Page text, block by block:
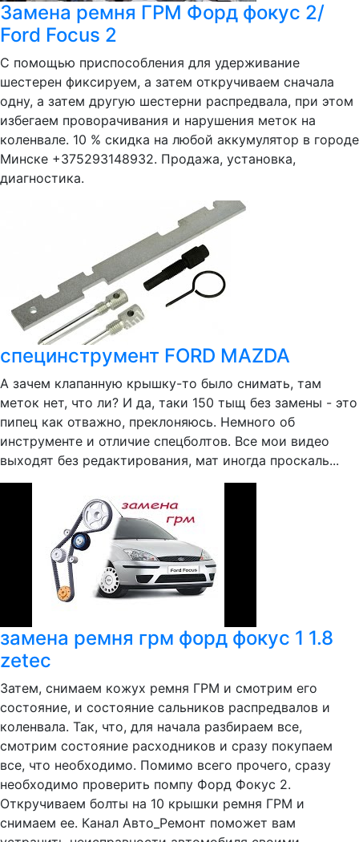
Замена ремня ГРМ Форд фокус 2/
Ford Focus 2
С помощью приспособления для удерживание
шестерен фиксируем, а затем откручиваем сначала
одну, а затем другую шестерни распредвала, при этом
избегаем проворачивания и нарушения меток на
коленвале. 10 % скидка на любой аккумулятор в городе
Минске +375293148932. Продажа, установка,
диагностика.
специнструмент FORD MAZDA
А зачем клапанную крышку-то было снимать, там
меток нет, что ли? И да, таки 150 тыщ без замены - это
пипец как отважно, преклоняюсь. Немного об
инструменте и отличие спецболтов. Все мои видео
выходят без редактирования, мат иногда проскаль...
замена ремня грм форд фокус 1 1.8
zetec
Затем, снимаем кожух ремня ГРМ и смотрим его
состояние, и состояние сальников распредвалов и
коленвала. Так, что, для начала разбираем все,
смотрим состояние расходников и сразу покупаем
все, что необходимо. Помимо всего прочего, сразу
необходимо проверить помпу Форд Фокус 2.
Откручиваем болты на 10 крышки ремня ГРМ и
снимаем ее. Канал Авто_Ремонт поможет вам